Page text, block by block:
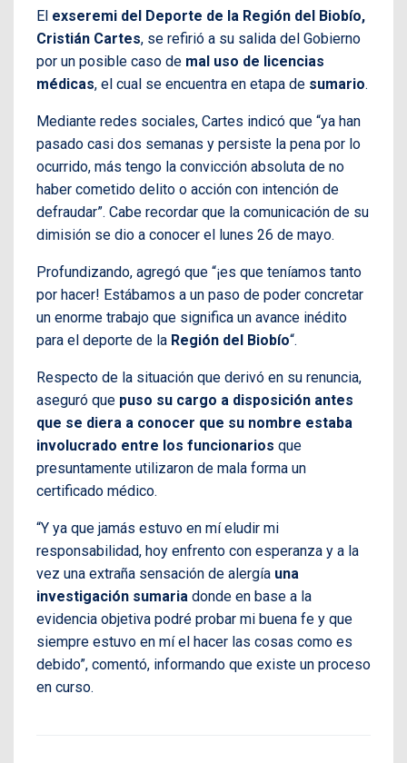
El exseremi del Deporte de la Región del Biobío,
Cristián Cartes, se refirió a su salida del Gobierno
por un posible caso de mal uso de licencias
médicas, el cual se encuentra en etapa de sumario.
Mediante redes sociales, Cartes indicó que “ya han
pasado casi dos semanas y persiste la pena por lo
ocurrido, más tengo la convicción absoluta de no
haber cometido delito o acción con intención de
defraudar”. Cabe recordar que la comunicación de su
dimisión se dio a conocer el lunes 26 de mayo.
Profundizando, agregó que “¡es que teníamos tanto
por hacer! Estábamos a un paso de poder concretar
un enorme trabajo que significa un avance inédito
para el deporte de la Región del Biobío“.
Respecto de la situación que derivó en su renuncia,
aseguró que puso su cargo a disposición antes
que se diera a conocer que su nombre estaba
involucrado entre los funcionarios que
presuntamente utilizaron de mala forma un
certificado médico.
“Y ya que jamás estuvo en mí eludir mi
responsabilidad, hoy enfrento con esperanza y a la
vez una extraña sensación de alergía una
investigación sumaria donde en base a la
evidencia objetiva podré probar mi buena fe y que
siempre estuvo en mí el hacer las cosas como es
debido”, comentó, informando que existe un proceso
en curso.